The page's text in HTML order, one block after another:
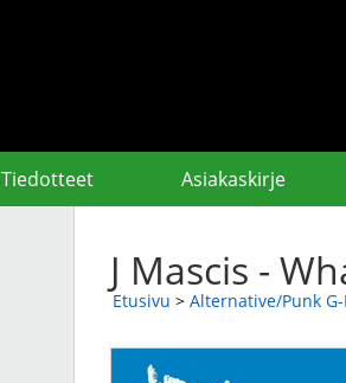
Tiedotteet Asiakaskirje
J Mascis -
Etusivu > Alternative/Punk G-